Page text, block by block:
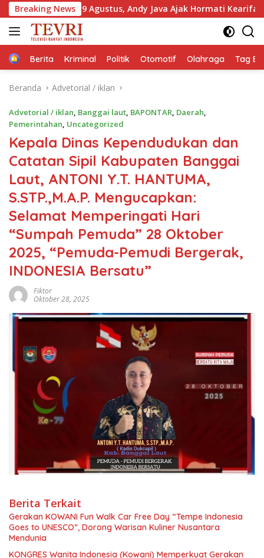
Langsung
ke
konten
Breaking News
9 Agustus, Andy Java Ajak Hormati Kearifan Masyarakat
HomeBerita Kriminal Politik Otomotif Olahraga Tag
Beranda Advetorial / iklan
Advetorial / iklan, Banggai laut, BAPONTAR, Daerah,
Pemerintahan, Uncategorized
Kepala Dinas Kependudukan dan
Catatan Sipil Kabupaten Banggai
Laut, ANTONI Y.T. HANTUMA,
S.STP.,M.A.P. Mengucapkan:
Selamat Memperingati Hari
“Sumpah Pemuda” 28 Oktober
2025, “Pemuda-Pemudi Bergerak,
INDONESIA Bersatu”
Fiktor
Oktober 28, 2025
Berita Terkait
Gerakan KOWANI Fun Walk Car Free Day “Tempe Indonesia
Goes to UNESCO”, Dorong Warisan Kuliner Nusantara
Mendunia
KONGRES Wanita Indonesia (Kowani) Memperkuat Gerakan